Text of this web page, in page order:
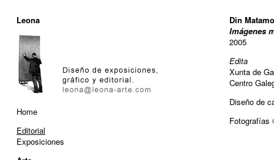
Leona
Home
Editorial
Exposiciones
Din
Imágenes
2005
Edita
Xunta de
Centro
Diseño de
Fotografías